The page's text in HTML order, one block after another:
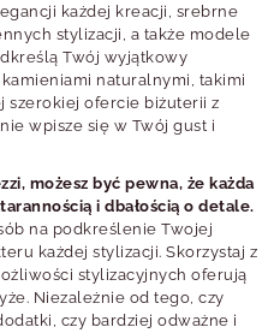
każdej kreacji, srebrne
stylizacji, a także modele
Twój wyjątkowy
naturalnymi, takimi
szerokiej ofercie biżuterii z
wpisze się w Twój gust i
możesz być pewna, że każda
i dbałością o detale.
na podkreślenie Twojej
każdej stylizacji. Skorzystaj z
stylizacyjnych oferują
Niezależnie od tego, czy
czy bardziej odważne i